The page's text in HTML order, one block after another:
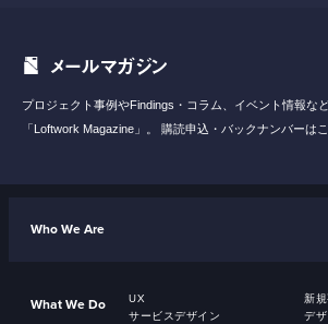
メールマガジン
プロジェクト事例やFindings・コラム、イベント情報な
「Loftwork Magazine」。
購読申込・バックナンバーはこ
Who We Are
What We Do UX
新
サービスデザイン
デ